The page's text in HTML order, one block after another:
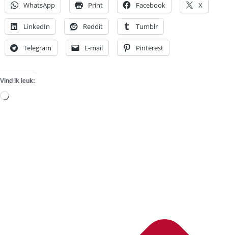
WhatsApp Print Facebook X
LinkedIn Reddit Tumblr
Telegram E-mail Pinterest
Vind ik leuk:
Aan